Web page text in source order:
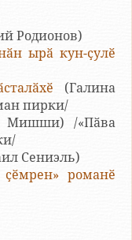
Родионов)
ырӑ кун-ҫулӗ
(Галина
пирки/
/«Пӑва
Сениэль)
романӗ